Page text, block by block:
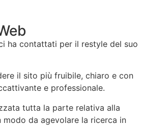
ha contattati per il restyle del suo
il sito più fruibile, chiaro e con
e professionale.
tutta la parte relativa alla
da agevolare la ricerca in